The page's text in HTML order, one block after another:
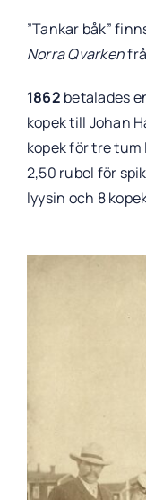
”Tankar båk”
Norra Qvarken
1862 betalades
kopek till Johan
kopek för tre tum
2,50 rubel för
lyysin och 8